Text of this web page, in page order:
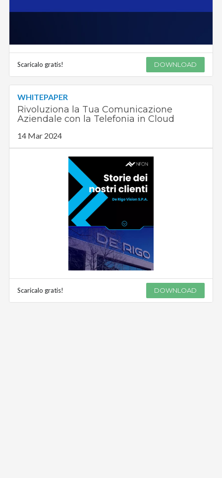
Scaricalo gratis! DOWNLOAD
WHITEPAPER
Rivoluziona la Tua Comunicazione
Aziendale con la Telefonia in Cloud
14 Mar 2024
Scaricalo gratis! DOWNLOAD